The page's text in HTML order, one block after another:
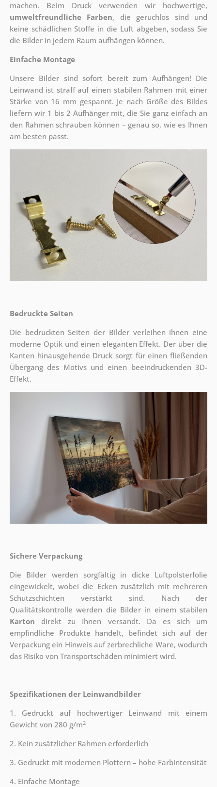
machen. Beim Druck verwenden wir hochwertige,
umweltfreundliche Farben, die geruchlos sind und
keine schädlichen Stoffe in die Luft abgeben, sodass Sie
die Bilder in jedem Raum aufhängen können.
Einfache Montage
Unsere Bilder sind sofort bereit zum Aufhängen! Die
Leinwand ist straff auf einen stabilen Rahmen mit einer
Stärke von 16 mm gespannt. Je nach Größe des Bildes
liefern wir 1 bis 2 Aufhänger mit, die Sie ganz einfach an
den Rahmen schrauben können – genau so, wie es Ihnen
am besten passt.
Bedruckte Seiten
Die bedruckten Seiten der Bilder verleihen ihnen eine
moderne Optik und einen eleganten Effekt. Der über die
Kanten hinausgehende Druck sorgt für einen fließenden
Übergang des Motivs und einen beeindruckenden 3D-
Effekt.
Sichere Verpackung
Die Bilder werden sorgfältig in dicke Luftpolsterfolie
eingewickelt, wobei die Ecken zusätzlich mit mehreren
Schutzschichten verstärkt sind. Nach der
Qualitätskontrolle werden die Bilder in einem stabilen
Karton direkt zu Ihnen versandt. Da es sich um
empfindliche Produkte handelt, befindet sich auf der
Verpackung ein Hinweis auf zerbrechliche Ware, wodurch
das Risiko von Transportschäden minimiert wird.
Spezifikationen der Leinwandbilder
1. Gedruckt auf hochwertiger Leinwand mit einem
Gewicht von 280 g/m2
2. Kein zusätzlicher Rahmen erforderlich
3. Gedruckt mit modernen Plottern – hohe Farbintensität
4. Einfache Montage